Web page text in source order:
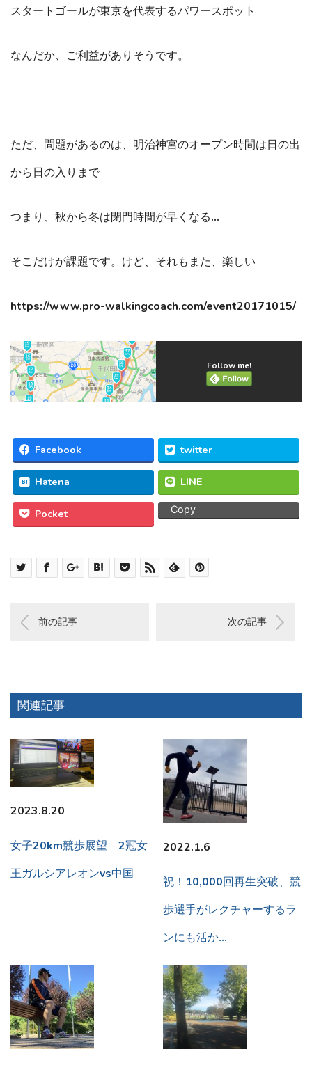
スタートゴールが東京を代表するパワースポット
なんだか、ご利益がありそうです。
ただ、問題があるのは、明治神宮のオープン時間は日の出
から日の入りまで
つまり、秋から冬は閉門時間が早くなる…
そこだけが課題です。けど、それもまた、楽しい
https://www.pro-walkingcoach.com/event20171015/
Follow me!
Facebook twitter
Hatena LINE
Pocket Copy
前の記事 次の記事
関連記事
2023.8.20
女子20km競歩展望 2冠女
王ガルシアレオンvs中国
2022.1.6
祝！10,000回再生突破、競
歩選手がレクチャーするラ
ンにも活か…